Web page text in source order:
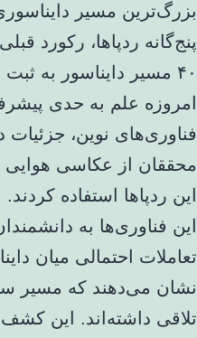
بزرگ‌ترین مسیر
۴۰ مسیر دایناسور به ثبت رسیده بود، شکست.
امروزه علم به حدی
فناوری‌های نوین،
محققان از عکاسی هوایی
این ردپاها استفاده کردند.
این فناوری‌ها به
تعاملات احتمالی میان
نشان می‌دهند که مسیر
تلاقی داشته‌اند. این